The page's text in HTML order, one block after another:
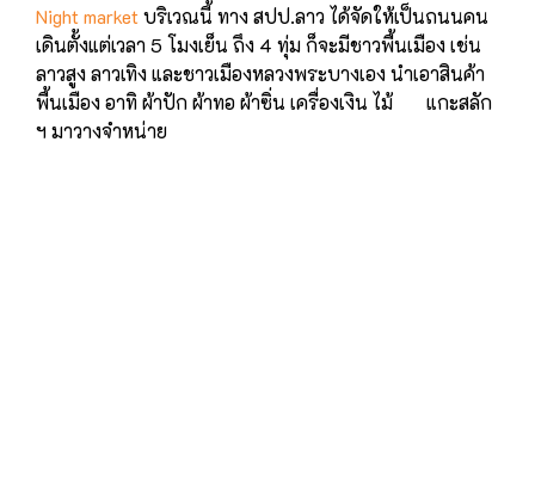
Night marketบริเวณนี้ ทาง สปป.ลาว ได้จัดให้เป็นถนนคน
เดินตั้งแต่เวลา 5 โมงเย็น ถึง 4 ทุ่ม ก็จะมีชาวพื้นเมือง เช่น
ลาวสูง ลาวเทิง และชาวเมืองหลวงพระบางเอง นำเอาสินค้า
พื้นเมือง อาทิ ผ้าปัก ผ้าทอ ผ้าซิ่น เครื่องเงิน ไม้ แกะสลัก
ฯ มาวางจำหน่าย